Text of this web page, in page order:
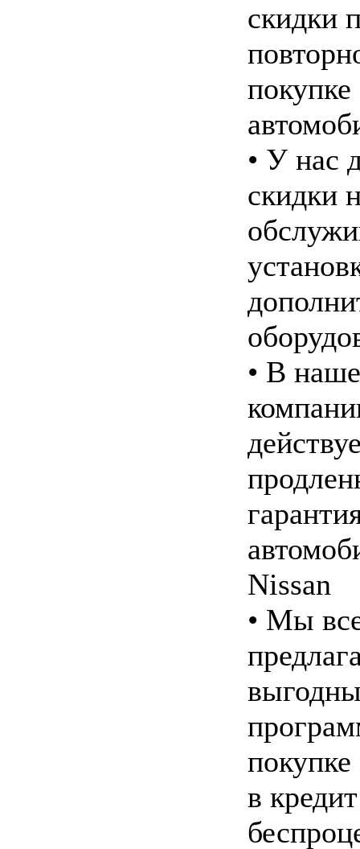
скидки
покупке
• У нас
скидки
• В
Nissan
• Мы
в